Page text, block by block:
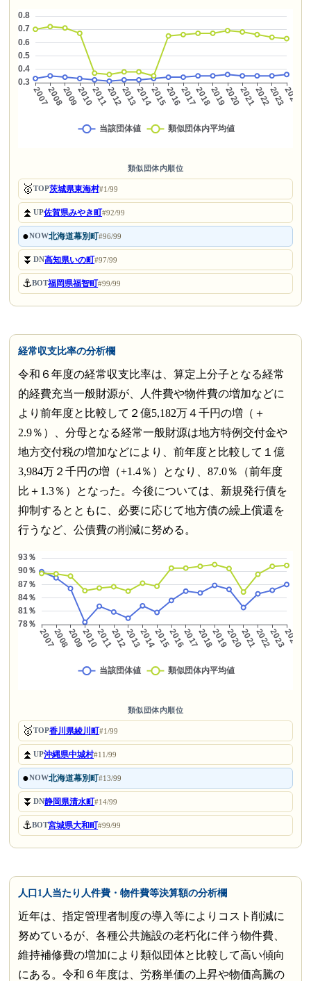
類似団体内順位
🥇TOP茨城県東海村#1/99
⏫UP佐賀県みやき町#92/99
●NOW北海道幕別町#96/99
⏬DN高知県いの町#97/99
⚓BOT福岡県福智町#99/99
経常収支比率の分析欄
令和６年度の経常収支比率は、算定上分子となる経常
的経費充当一般財源が、人件費や物件費の増加などに
より前年度と比較して２億5,182万４千円の増（＋
2.9％）、分母となる経常一般財源は地方特例交付金や
地方交付税の増加などにより、前年度と比較して１億
3,984万２千円の増（+1.4％）となり、87.0％（前年度
比＋1.3％）となった。今後については、新規発行債を
抑制するとともに、必要に応じて地方債の繰上償還を
行うなど、公債費の削減に努める。
類似団体内順位
🥇TOP香川県綾川町#1/99
⏫UP沖縄県中城村#11/99
●NOW北海道幕別町#13/99
⏬DN静岡県清水町#14/99
⚓BOT宮城県大和町#99/99
人口1人当たり人件費・物件費等決算額の分析欄
近年は、指定管理者制度の導入等によりコスト削減に
努めているが、各種公共施設の老朽化に伴う物件費、
維持補修費の増加により類似団体と比較して高い傾向
にある。令和６年度は、労務単価の上昇や物価高騰の